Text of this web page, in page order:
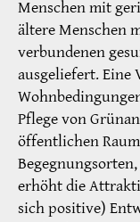
Menschen mit
ältere Menschen
verbundenen
ausgeliefert. Eine
Pflege von
öffentlichen
erhöht die
sich positive)